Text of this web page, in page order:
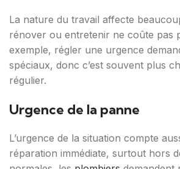
La nature du travail affecte
rénover ou entretenir ne coûte pas
exemple, régler une urgence
spéciaux, donc c’est souvent plus
régulier.
Urgence de la panne
L’urgence de la situation compte
réparation immédiate, surtout hors